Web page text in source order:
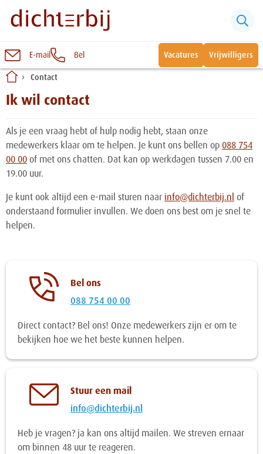
Naar
inhoud
E-mail Bel Vacatures Vrijwilligers
Contact
Ik wil contact
Als je een vraag hebt of hulp nodig hebt, staan onze
medewerkers klaar om te helpen. Je kunt ons bellen op 088 754
00 00 of met ons chatten. Dat kan op werkdagen tussen 7.00 en
19.00 uur.
Je kunt ook altijd een e-mail sturen naar info@dichterbij.nl of
onderstaand formulier invullen. We doen ons best om je snel te
helpen.
Bel ons
088 754 00 00
Direct contact? Bel ons! Onze medewerkers zijn er om te
bekijken hoe we het beste kunnen helpen.
Stuur een mail
info@dichterbij.nl
Heb je vragen? ja kan ons altijd mailen. We streven ernaar
om binnen 48 uur te reageren.
Wonen bij Dichterbij
Zinvolle dagbesteding
Vrije dagbestedingsplekken